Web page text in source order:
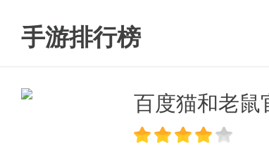
手游排行榜
百度猫和老鼠